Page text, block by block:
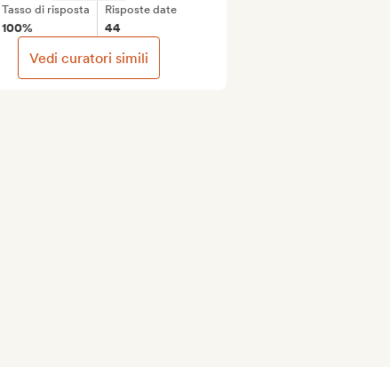
Tasso di risposta
100%
Risposte date
44
Vedi curatori simili